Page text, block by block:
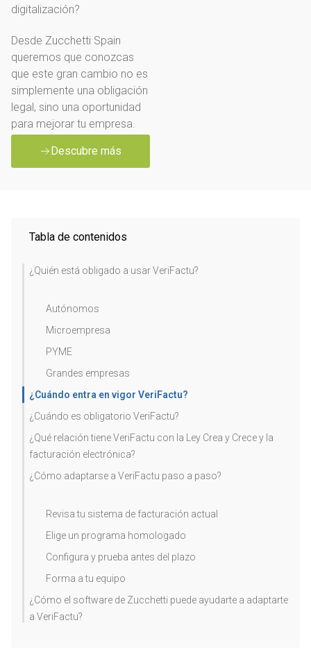
digitalización?
Desde Zucchetti Spain
queremos que conozcas
que este gran cambio no es
simplemente una obligación
legal, sino una oportunidad
para mejorar tu empresa.
Descubre más
Tabla de contenidos
¿Quién está obligado a usar VeriFactu?
Autónomos
Microempresa
PYME
Grandes empresas
¿Cuándo entra en vigor VeriFactu?
¿Cuándo es obligatorio VeriFactu?
¿Qué relación tiene VeriFactu con la Ley Crea y Crece y la
facturación electrónica?
¿Cómo adaptarse a VeriFactu paso a paso?
Revisa tu sistema de facturación actual
Elige un programa homologado
Configura y prueba antes del plazo
Forma a tu equipo
¿Cómo el software de Zucchetti puede ayudarte a adaptarte
a VeriFactu?